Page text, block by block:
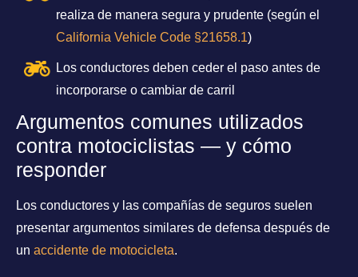
realiza de manera segura y prudente (según el
California Vehicle Code §21658.1)
Los conductores deben ceder el paso antes de
incorporarse o cambiar de carril
Argumentos comunes utilizados
contra motociclistas — y cómo
responder
Los conductores y las compañías de seguros suelen
presentar argumentos similares de defensa después de
un accidente de motocicleta.